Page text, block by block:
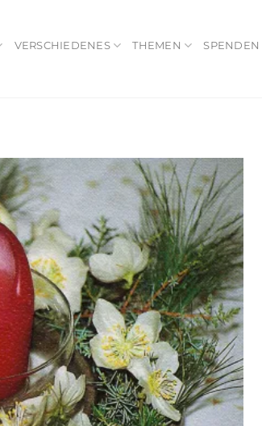
VERSCHIEDENES THEMEN SPENDEN
Add to
wishlist